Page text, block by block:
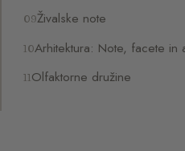
Živalske note
Arhitektura: Note, facete in
Olfaktorne družine